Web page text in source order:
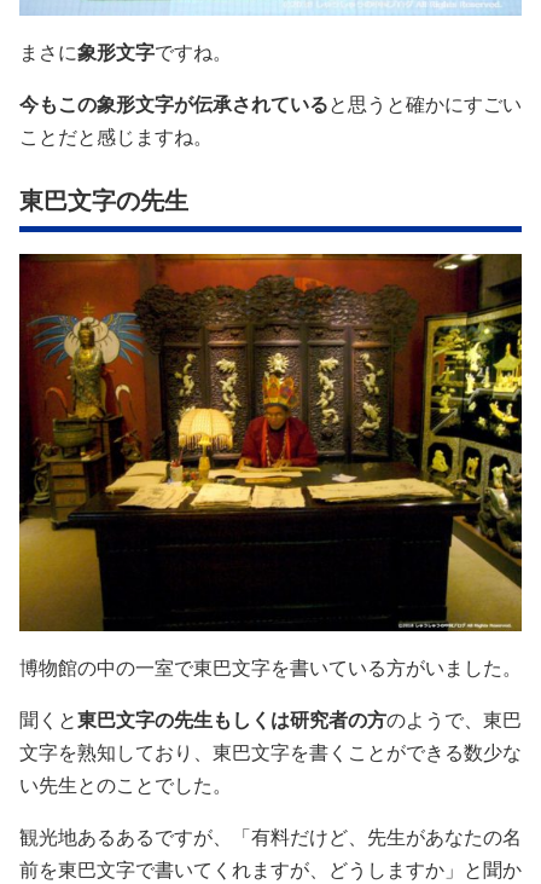
まさに象形文字ですね。
今もこの象形文字が伝承されていると思うと確かにすごい
ことだと感じますね。
東巴文字の先生
博物館の中の一室で東巴文字を書いている方がいました。
聞くと東巴文字の先生もしくは研究者の方のようで、東巴
文字を熟知しており、東巴文字を書くことができる数少な
い先生とのことでした。
観光地あるあるですが、「有料だけど、先生があなたの名
前を東巴文字で書いてくれますが、どうしますか」と聞か